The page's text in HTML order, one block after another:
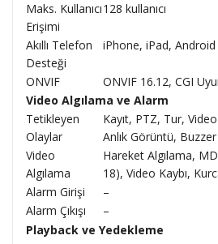
Maks. Kullanıcı
Erişimi
128 kullanıcı
Akıllı Telefon
Desteği
iPhone, iPad, Android
ONVIF
ONVIF 16.12, CGI
Video Algılama ve Alarm
Tetikleyen
Olaylar
Kayıt, PTZ, Tur,
Anlık Görüntü,
Video
Algılama
Hareket Algılama,
18), Video Kaybı,
Alarm Girişi
–
Alarm Çıkışı
–
Playback ve Yedekleme